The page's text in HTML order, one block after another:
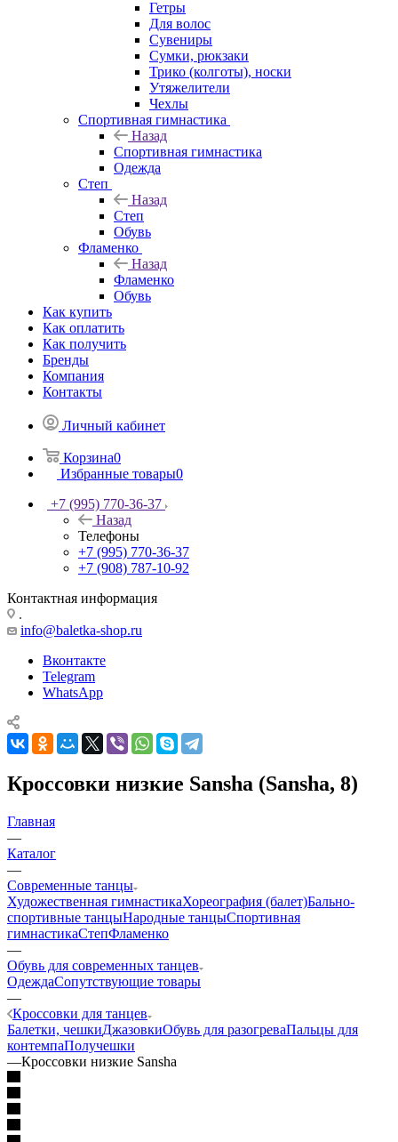
Гетры
Для волос
Сувениры
Сумки, рюкзаки
Трико (колготы), носки
Утяжелители
Чехлы
Спортивная гимнастика
Назад
Спортивная гимнастика
Одежда
Степ
Назад
Степ
Обувь
Фламенко
Назад
Фламенко
Обувь
Как купить
Как оплатить
Как получить
Бренды
Компания
Контакты
Личный кабинет
Корзина0
Избранные товары0
+7 (995) 770-36-37
Назад
Телефоны
+7 (995) 770-36-37
+7 (908) 787-10-92
Контактная информация
.
info@baletka-shop.ru
Вконтакте
Telegram
WhatsApp
Кроссовки низкие Sansha (Sansha, 8)
Главная
—
Каталог
—
Современные танцы
Художественная гимнастикаХореография (балет)Бально-
спортивные танцыНародные танцыСпортивная
гимнастикаСтепФламенко
—
Обувь для современных танцев
ОдеждаСопутствующие товары
—
Кроссовки для танцев
Балетки, чешкиДжазовкиОбувь для разогреваПальцы для
контемпаПолучешки
—Кроссовки низкие Sansha